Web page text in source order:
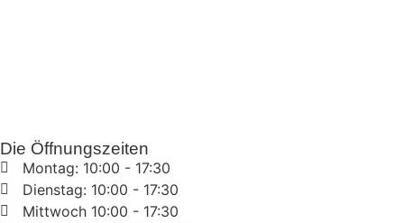
Die Öffnungszeiten
Montag: 10:00 - 17:30
Dienstag: 10:00 - 17:30
Mittwoch 10:00 - 17:30